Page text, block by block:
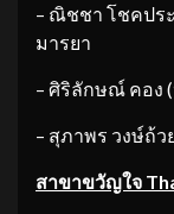
– ณิชชา โชคปร
มารยา
– ศิริลักษณ์ คอง
– สุภาพร วงษ์ถ้
สาขาขวัญใจ